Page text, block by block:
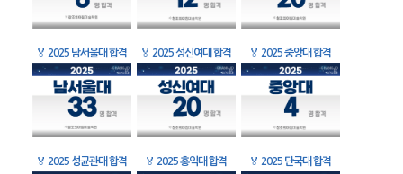
🏅 2025 남서울대 합격 🏅 2025 성신여대 합격 🏅 2025 중앙대 합격
🏅 2025 성균관대 합격 🏅 2025 홍익대 합격 🏅 2025 단국대 합격